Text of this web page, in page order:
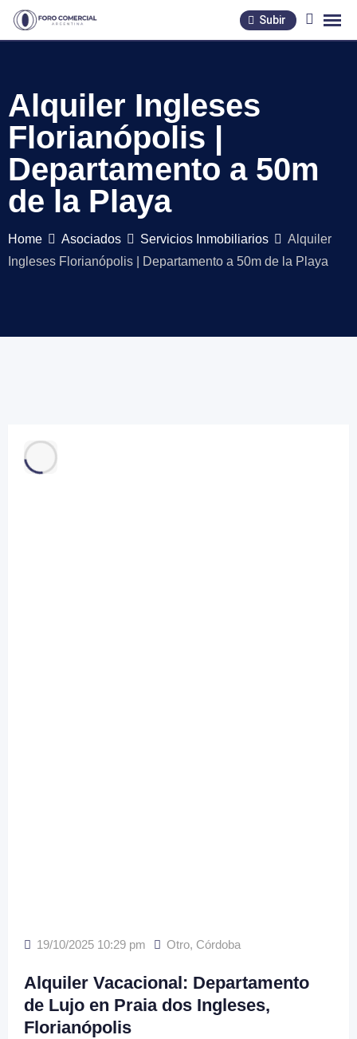
Skip
Subir
Alquiler Ingleses
Florianópolis |
Departamento a 50m
de la Playa
Home Asociados Servicios Inmobiliarios
Alquiler
Ingleses Florianópolis | Departamento a 50m de la Playa
19/10/2025 10:29 pm Otro, Córdoba
Alquiler Vacacional: Departamento
de Lujo en Praia dos Ingleses,
Florianópolis